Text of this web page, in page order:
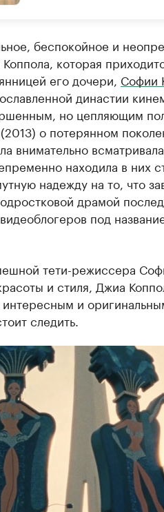
беспокойное и
которая
его дочери, Софии
династии
но цепляющим
о потерянном
внимательно
находила в них
надежду на то, что
драмой
под
тети-режиссера
и стиля, Джиа
и
следить.